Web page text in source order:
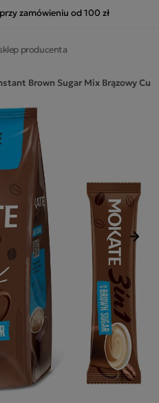
zamówieniu od 100 zł
producenta
Brown Sugar Mix Brązowy